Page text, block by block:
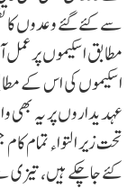
سے کئے گئے وعدوں کا
مطابق اسکیموں پر عمل
اسکیموں کی اس کے
عہدیداروں پر یہ بھی
کئے جاچکے ہیں،